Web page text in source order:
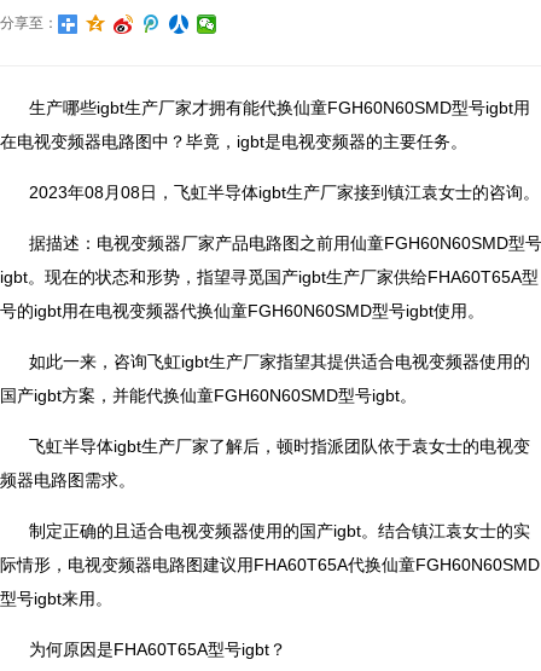
分享至：
生产哪些igbt生产厂家才拥有能代换仙童FGH60N60SMD型号igbt用
在电视变频器电路图中？毕竟，igbt是电视变频器的主要任务。
2023年08月08日，飞虹半导体igbt生产厂家接到镇江袁女士的咨询。
据描述：电视变频器厂家产品电路图之前用仙童FGH60N60SMD型号
igbt。现在的状态和形势，指望寻觅国产igbt生产厂家供给FHA60T65A型
号的igbt用在电视变频器代换仙童FGH60N60SMD型号igbt使用。
如此一来，咨询飞虹igbt生产厂家指望其提供适合电视变频器使用的
国产igbt方案，并能代换仙童FGH60N60SMD型号igbt。
飞虹半导体igbt生产厂家了解后，顿时指派团队依于袁女士的电视变
频器电路图需求。
制定正确的且适合电视变频器使用的国产igbt。结合镇江袁女士的实
际情形，电视变频器电路图建议用FHA60T65A代换仙童FGH60N60SMD
型号igbt来用。
为何原因是FHA60T65A型号igbt？